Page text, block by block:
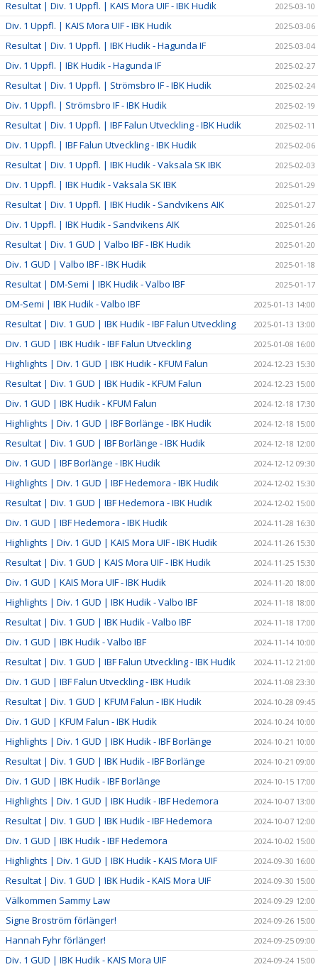
Resultat | Div. 1 Uppfl. | KAIS Mora UIF - IBK Hudik 2025-03-10
Div. 1 Uppfl. | KAIS Mora UIF - IBK Hudik 2025-03-06
Resultat | Div. 1 Uppfl. | IBK Hudik - Hagunda IF 2025-03-04
Div. 1 Uppfl. | IBK Hudik - Hagunda IF 2025-02-27
Resultat | Div. 1 Uppfl. | Strömsbro IF - IBK Hudik 2025-02-24
Div. 1 Uppfl. | Strömsbro IF - IBK Hudik 2025-02-19
Resultat | Div. 1 Uppfl. | IBF Falun Utveckling - IBK Hudik 2025-02-11
Div. 1 Uppfl. | IBF Falun Utveckling - IBK Hudik 2025-02-06
Resultat | Div. 1 Uppfl. | IBK Hudik - Vaksala SK IBK 2025-02-03
Div. 1 Uppfl. | IBK Hudik - Vaksala SK IBK 2025-01-29
Resultat | Div. 1 Uppfl. | IBK Hudik - Sandvikens AIK 2025-01-27
Div. 1 Uppfl. | IBK Hudik - Sandvikens AIK 2025-01-26
Resultat | Div. 1 GUD | Valbo IBF - IBK Hudik 2025-01-20
Div. 1 GUD | Valbo IBF - IBK Hudik 2025-01-18
Resultat | DM-Semi | IBK Hudik - Valbo IBF 2025-01-17
DM-Semi | IBK Hudik - Valbo IBF 2025-01-13 14:00
Resultat | Div. 1 GUD | IBK Hudik - IBF Falun Utveckling 2025-01-13 13:00
Div. 1 GUD | IBK Hudik - IBF Falun Utveckling 2025-01-08 16:00
Highlights | Div. 1 GUD | IBK Hudik - KFUM Falun 2024-12-23 15:30
Resultat | Div. 1 GUD | IBK Hudik - KFUM Falun 2024-12-23 15:00
Div. 1 GUD | IBK Hudik - KFUM Falun 2024-12-18 17:30
Highlights | Div. 1 GUD | IBF Borlänge - IBK Hudik 2024-12-18 15:00
Resultat | Div. 1 GUD | IBF Borlänge - IBK Hudik 2024-12-18 12:00
Div. 1 GUD | IBF Borlänge - IBK Hudik 2024-12-12 09:30
Highlights | Div. 1 GUD | IBF Hedemora - IBK Hudik 2024-12-02 15:30
Resultat | Div. 1 GUD | IBF Hedemora - IBK Hudik 2024-12-02 15:00
Div. 1 GUD | IBF Hedemora - IBK Hudik 2024-11-28 16:30
Highlights | Div. 1 GUD | KAIS Mora UIF - IBK Hudik 2024-11-26 15:30
Resultat | Div. 1 GUD | KAIS Mora UIF - IBK Hudik 2024-11-25 15:30
Div. 1 GUD | KAIS Mora UIF - IBK Hudik 2024-11-20 18:00
Highlights | Div. 1 GUD | IBK Hudik - Valbo IBF 2024-11-18 18:00
Resultat | Div. 1 GUD | IBK Hudik - Valbo IBF 2024-11-18 17:00
Div. 1 GUD | IBK Hudik - Valbo IBF 2024-11-14 10:00
Resultat | Div. 1 GUD | IBF Falun Utveckling - IBK Hudik 2024-11-12 21:00
Div. 1 GUD | IBF Falun Utveckling - IBK Hudik 2024-11-08 23:30
Resultat | Div. 1 GUD | KFUM Falun - IBK Hudik 2024-10-28 09:45
Div. 1 GUD | KFUM Falun - IBK Hudik 2024-10-24 10:00
Highlights | Div. 1 GUD | IBK Hudik - IBF Borlänge 2024-10-21 10:00
Resultat | Div. 1 GUD | IBK Hudik - IBF Borlänge 2024-10-21 09:00
Div. 1 GUD | IBK Hudik - IBF Borlänge 2024-10-15 17:00
Highlights | Div. 1 GUD | IBK Hudik - IBF Hedemora 2024-10-07 13:00
Resultat | Div. 1 GUD | IBK Hudik - IBF Hedemora 2024-10-07 12:00
Div. 1 GUD | IBK Hudik - IBF Hedemora 2024-10-02 15:00
Highlights | Div. 1 GUD | IBK Hudik - KAIS Mora UIF 2024-09-30 16:00
Resultat | Div. 1 GUD | IBK Hudik - KAIS Mora UIF 2024-09-30 15:00
Välkommen Sammy Law 2024-09-29 12:00
Signe Broström förlänger! 2024-09-26 15:00
Hannah Fyhr förlänger! 2024-09-25 09:00
Div. 1 GUD | IBK Hudik - KAIS Mora UIF 2024-09-24 15:00